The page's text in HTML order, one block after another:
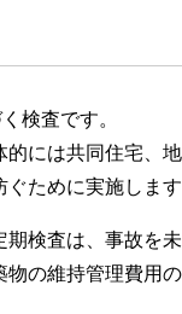
検査です。
には共同住宅、
ぐために実施しま
検査は、事故を
の維持管理費用